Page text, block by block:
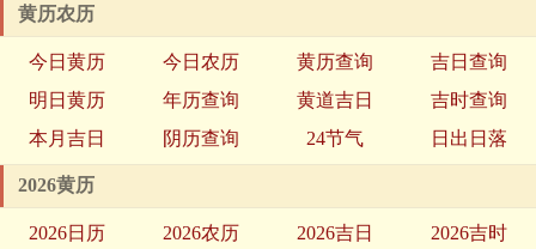
黄历农历
今日黄历 今日农历 黄历查询
吉日查询
明日黄历
年历查询 黄道吉日
吉时查询
本月吉日
阴历查询 24节气 日出日落
2026黄历
2026日历 2026农历 2026吉日
2026吉时